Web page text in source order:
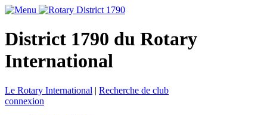
District 1790 du Rotary
International
Le Rotary International | Recherche de club
connexion